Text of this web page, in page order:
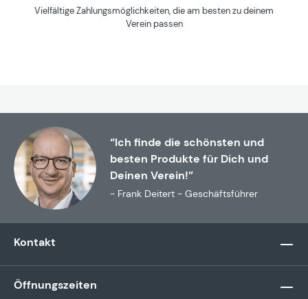
Vielfältige Zahlungsmöglichkeiten, die am besten zu deinem
Verein passen
“Ich finde die schönsten und
besten Produkte für Dich und
Deinen Verein!”
- Frank Deitert - Geschäftsführer
Kontakt
Öffnungszeiten